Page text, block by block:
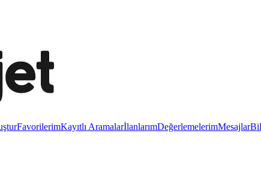
FavorilerimKayıtlı AramalarİlanlarımDeğerlemelerimMesajlar